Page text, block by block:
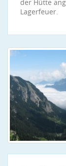
der Hütte
Lagerfeuer.